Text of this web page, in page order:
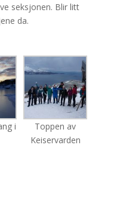
seksjonen. Blir litt
da.
i
Toppen av
Keiservarden